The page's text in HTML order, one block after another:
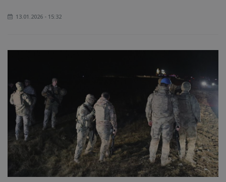
13.01.2026 - 15:32